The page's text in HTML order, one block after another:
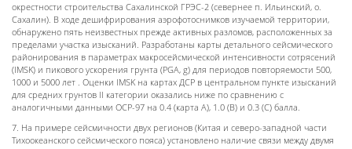
окрестности строительства Сахалинской ГРЭС-2 (севернее п. Ильинский, о.
Сахалин). В ходе дешифрирования аэрофотоснимков изучаемой территории,
обнаружено пять неизвестных прежде активных разломов, расположенных за
пределами участка изысканий. Разработаны карты детального сейсмического
районирования в параметрах макросейсмической интенсивности сотрясений
(IMSK) и пикового ускорения грунта (PGA, g) для периодов повторяемости 500,
1000 и 5000 лет . Оценки IMSK на картах ДСР в центральном пункте изысканий
для средних грунтов II категории оказались ниже по сравнению с
аналогичными данными ОСР-97 на 0.4 (карта А), 1.0 (В) и 0.3 (С) балла.
7. На примере сейсмичности двух регионов (Китая и северо-западной части
Тихоокеанского сейсмического пояса) установлено наличие связи между двумя